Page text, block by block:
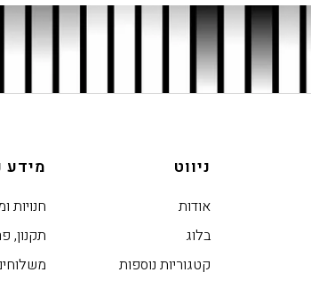
ניווט
אודות
בלוג
קטגוריות נוספות
מידע
חנויות
תקנון,